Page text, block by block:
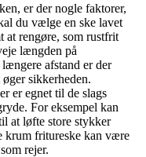
er der nogle faktorer,
du vælge en ske lavet
at rengøre, som rustfrit
længden på
afstand er der
sikkerheden.
er egnet til de slags
For eksempel kan
at løfte store stykker
krum fritureske kan være
rejer.